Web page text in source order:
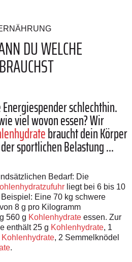
DU WELCHE
schlechthin.
viel wovon essen? Wir
braucht dein Körper
sportlichen Belastung ...
Bedarf: Die
liegt bei 6 bis 10
Eine 70 kg schwere
8 g pro Kilogramm
560 g Kohlenhydrate essen. Zur
enthält 25 g Kohlenhydrate, 1
Kohlenhydrate, 2 Semmelknödel
.